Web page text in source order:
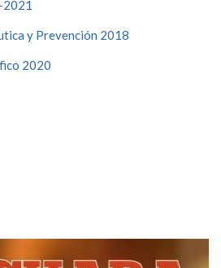
2021
y Prevención 2018
2020